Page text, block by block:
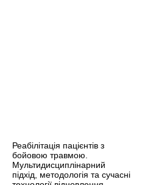
Реабілітація пацієнтів з
бойовою травмою.
Мультидисциплінарний
підхід, методологія та сучасні